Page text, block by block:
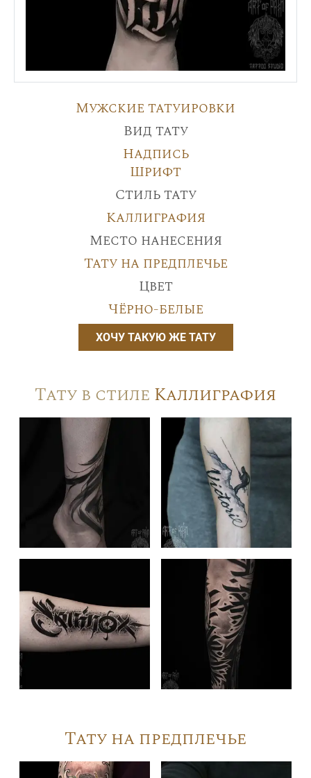
Мужские татуировки
Вид тату
Надпись
Шрифт
Стиль тату
Каллиграфия
Место нанесения
Тату на предплечье
Цвет
Чёрно-белые
ХОЧУ ТАКУЮ ЖЕ ТАТУ
Тату в стиле Каллиграфия
Тату на предплечье